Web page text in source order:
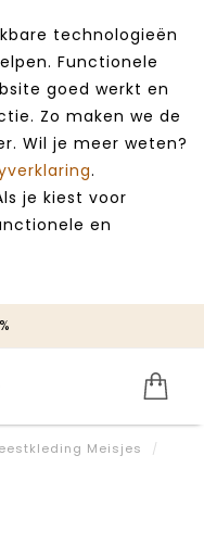
technologieën
Functionele
goed werkt en
Zo maken we de
Wil je meer weten?
.
je kiest voor
en
Meisjes
/